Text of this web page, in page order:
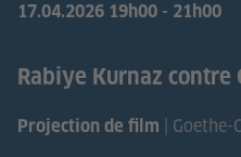
17.04.2026 19h00 - 21h00
Rabiye Kurnaz contre
Projection de film |